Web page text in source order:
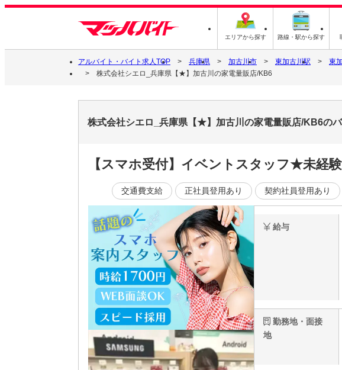
エリアから探す 路線・駅から探す
アルバイト・バイト求人TOP 兵庫県 加古川市 東加古川駅 東
株式会社シエロ_兵庫県【★】加古川の家電量販店/KB6
株式会社シエロ_兵庫県【★】加古川の家電量販店/KB6の
【スマホ受付】イベントスタッフ★未経
交通費支給 正社員登用あり 契約社員登用あり
給与
勤務地・面接
地